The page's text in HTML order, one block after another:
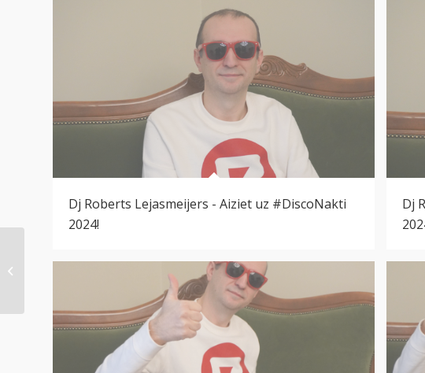
Dj Roberts Lejasmeijers - Aiziet uz #DiscoNakti
2024!
Dj
#DiscoNakts 2024